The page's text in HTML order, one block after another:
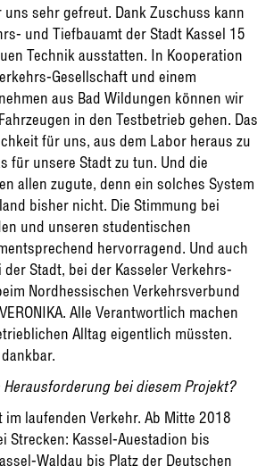
uns sehr gefreut. Dank Zuschuss kann
und Tiefbauamt der Stadt Kassel 15
Technik ausstatten. In Kooperation
Gesellschaft und einem
aus Bad Wildungen können wir
in den Testbetrieb gehen. Das
für uns, aus dem Labor heraus zu
für unsere Stadt zu tun. Und die
allen zugute, denn ein solches System
bisher nicht. Die Stimmung bei
und unseren studentischen
hervorragend. Und auch
Stadt, bei der Kasseler Verkehrs-
Nordhessischen Verkehrsverbund
Alle Verantwortlich machen
Alltag eigentlich müssten.
bei diesem Projekt?
im laufenden Verkehr. Ab Mitte 2018
Strecken: Kassel-Auestadion bis
Waldau bis Platz der Deutschen